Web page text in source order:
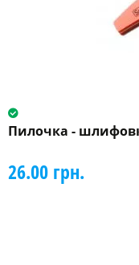
Пилочка -
26.00 грн.